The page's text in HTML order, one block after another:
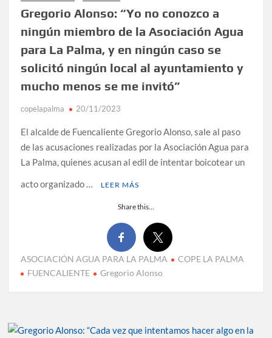
Gregorio Alonso: “Yo no conozco a
ningún miembro de la Asociación Agua
para La Palma, y en ningún caso se
solicitó ningún local al ayuntamiento y
mucho menos se me invitó”
copelapalma 20/11/2023
El alcalde de Fuencaliente Gregorio Alonso, sale al paso
de las acusaciones realizadas por la Asociación Agua para
La Palma, quienes acusan al edil de intentar boicotear un
acto organizado …
LEER MÁS
Share this...
ASOCIACIÓN AGUA PARA LA PALMA
COPE LA PALMA
FUENCALIENTE
Gregorio Alonso